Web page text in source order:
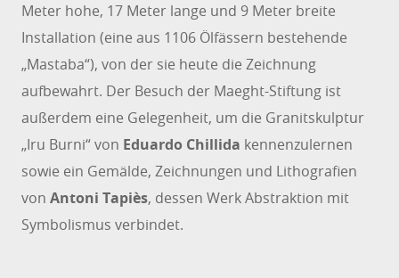
Meter hohe, 17 Meter lange und 9 Meter breite
Installation (eine aus 1106 Ölfässern bestehende
„Mastaba“), von der sie heute die Zeichnung
aufbewahrt. Der Besuch der Maeght-Stiftung ist
außerdem eine Gelegenheit, um die Granitskulptur
„Iru Burni“ von Eduardo Chillida kennenzulernen
sowie ein Gemälde, Zeichnungen und Lithografien
von Antoni Tapiès, dessen Werk Abstraktion mit
Symbolismus verbindet.